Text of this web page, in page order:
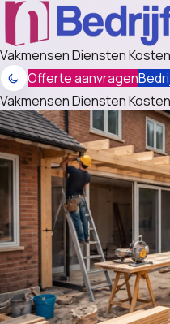
VakmensenDiensten
Offerte aanvragen
VakmensenDiensten